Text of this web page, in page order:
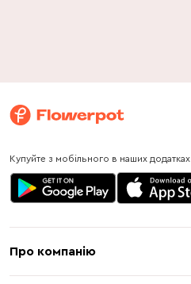
Купуйте з мобільного в наших додатках
Про компанію